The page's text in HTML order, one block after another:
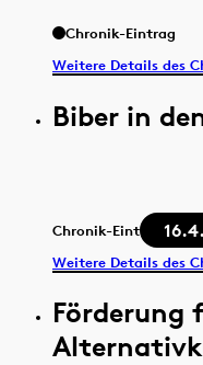
Chronik-Eintrag
Weitere Details des
Biber in
Chronik-Eintrag
Weitere Details des
Förderung